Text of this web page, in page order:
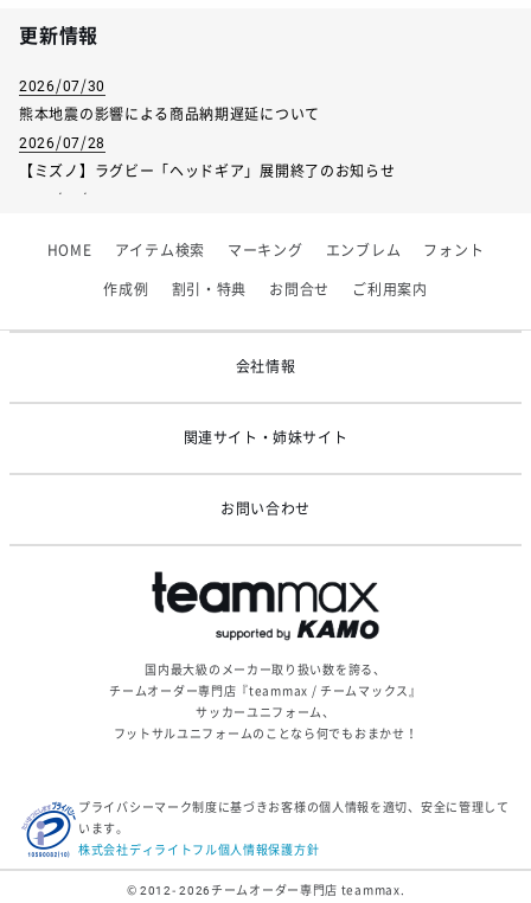
更新情報
2026/07/30
熊本地震の影響による商品納期遅延について
2026/07/28
【ミズノ】ラグビー「ヘッドギア」展開終了のお知らせ
2026/07/01
2026/06/09
【アシックス】一部商品「生地の在庫限り」廃盤のお知らせ
HOME アイテム検索 マーキング エンブレム フォント
作成例 割引・特典 お問合せ ご利用案内
会社情報
関連サイト・姉妹サイト
お問い合わせ
国内最大級のメーカー取り扱い数を誇る、
チームオーダー専門店『teammax / チームマックス』
サッカーユニフォーム、
フットサルユニフォームのことなら何でもおまかせ！
プライバシーマーク制度に基づきお客様の個人情報を適切、安全に管理して
います。
株式会社ディライトフル個人情報保護方針
© 2012- 2026 チームオーダー専門店 teammax.